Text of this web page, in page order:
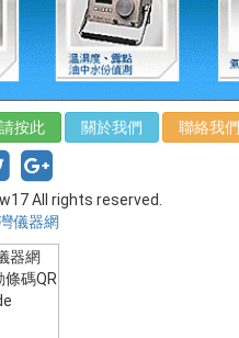
按此 關於我們 聯絡我們
All rights reserved.
儀器網